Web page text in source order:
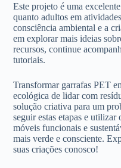
Este projeto é uma
quanto adultos em
consciência ambiental e a
em explorar mais ideias
recursos, continue
tutoriais.
Transformar garrafas PET
ecológica de lidar com
solução criativa para um
seguir estas etapas e
móveis funcionais e
mais verde e consciente.
suas criações conosco!